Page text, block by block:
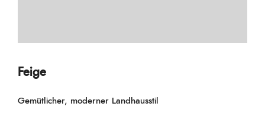
Feige
Gemütlicher, moderner Landhausstil